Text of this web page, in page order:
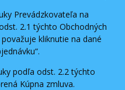
Prevádzkovateľa na
2.1 týchto Obchodných
kliknutie na dané
podľa odst. 2.2 týchto
Kúpna zmluva.